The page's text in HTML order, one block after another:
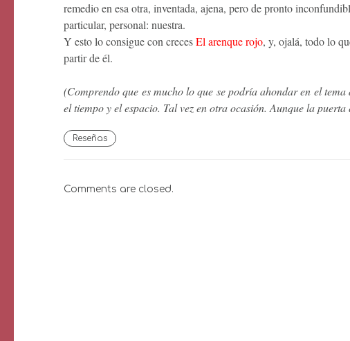
remedio en esa otra, inventada, ajena, pero de pronto
particular, personal: nuestra.
Y esto lo consigue con crecesEl arenque rojo, y, ojalá, todo lo
partir de él.
(Comprendo que es mucho lo que se podría ahondar en el
el tiempo y el espacio. Tal vez en otra ocasión. Aunque la
Reseñas
Comments are closed.